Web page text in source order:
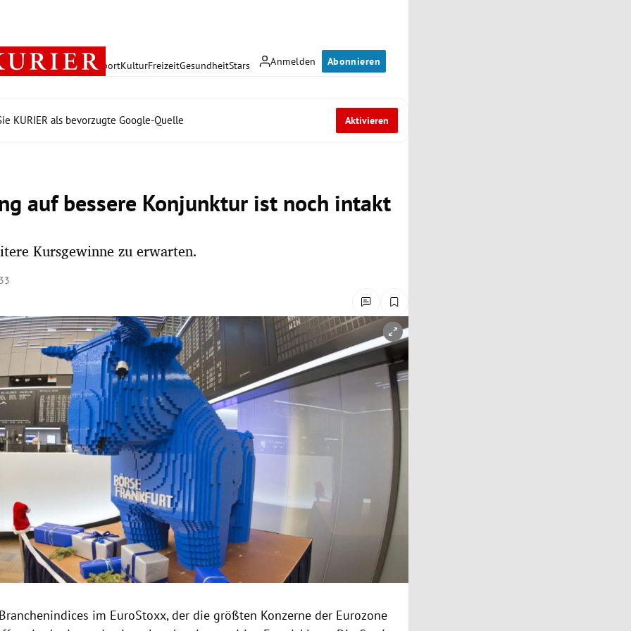
Anmelden Abonnieren
PolitikWirtschaft SportKulturFreizeitGesundheitStars
KURIER als bevorzugte Google-Quelle Aktivieren
auf bessere Konjunktur ist noch intakt
Kursgewinne zu erwarten.
öffnen/schließen
Branchenindices im EuroStoxx, der die größten Konzerne der Eurozone